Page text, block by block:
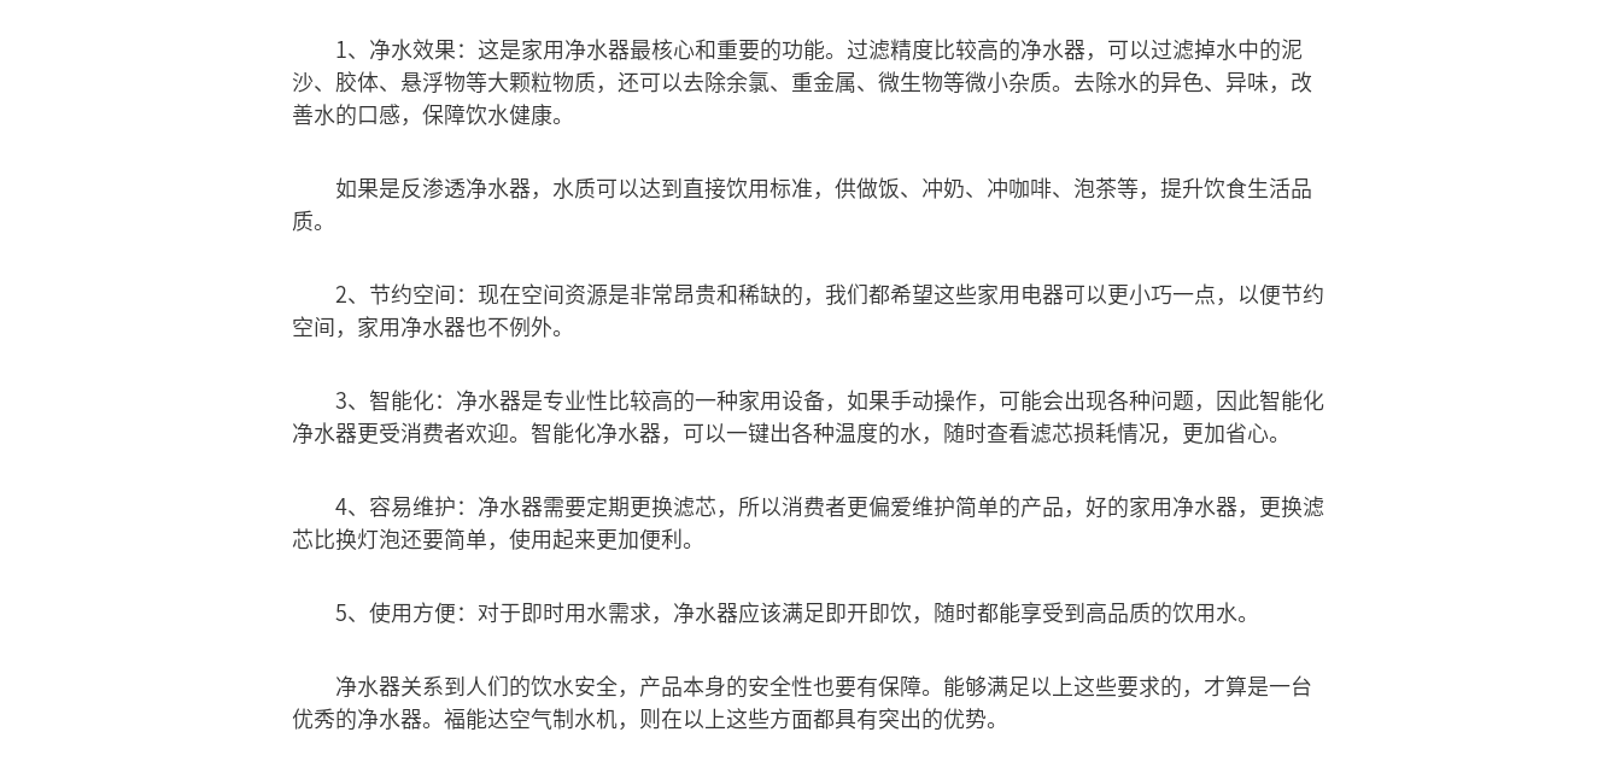
1、净水效果：这是家用净水器最核心和重要的功能。过滤精度比较高的净水器，可以过滤掉水中的泥
沙、胶体、悬浮物等大颗粒物质，还可以去除余氯、重金属、微生物等微小杂质。去除水的异色、异味，改
善水的口感，保障饮水健康。
如果是反渗透净水器，水质可以达到直接饮用标准，供做饭、冲奶、冲咖啡、泡茶等，提升饮食生活品
质。
2、节约空间：现在空间资源是非常昂贵和稀缺的，我们都希望这些家用电器可以更小巧一点，以便节约
空间，家用净水器也不例外。
3、智能化：净水器是专业性比较高的一种家用设备，如果手动操作，可能会出现各种问题，因此智能化
净水器更受消费者欢迎。智能化净水器，可以一键出各种温度的水，随时查看滤芯损耗情况，更加省心。
4、容易维护：净水器需要定期更换滤芯，所以消费者更偏爱维护简单的产品，好的家用净水器，更换滤
芯比换灯泡还要简单，使用起来更加便利。
5、使用方便：对于即时用水需求，净水器应该满足即开即饮，随时都能享受到高品质的饮用水。
净水器关系到人们的饮水安全，产品本身的安全性也要有保障。能够满足以上这些要求的，才算是一台
优秀的净水器。福能达空气制水机，则在以上这些方面都具有突出的优势。